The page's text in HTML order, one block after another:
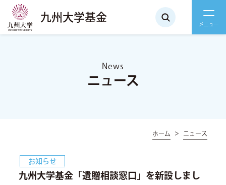
九州大学基金
News
ニュース
ホーム ニュース
お知らせ
九州大学基金「遺贈相談窓口」を新設しまし